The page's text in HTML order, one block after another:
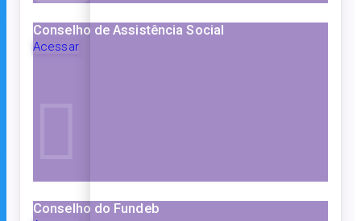
Conselho de Assistência Social
Acessar
Conselho do Fundeb